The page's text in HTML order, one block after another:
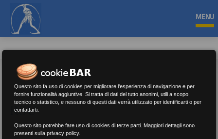
MENU
RSU
Questo sito fa uso di cookies per migliorare l'esperienza di navigazione e per
fornire funzionalità aggiuntive. Si tratta di dati del tutto anonimi, utili a scopo
tecnico o statistico, e nessuno di questi dati verrà utilizzato per identificarti o per
contattarti.
Questo sito potrebbe fare uso di cookies di terze parti. Maggiori dettagli sono
presenti sulla privacy policy.